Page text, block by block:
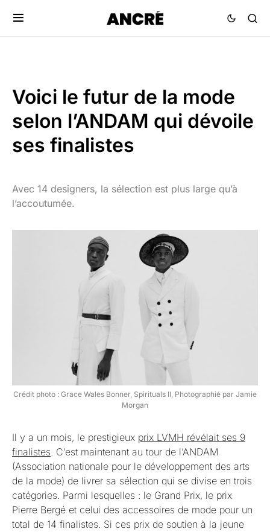
Voici le futur de la mode
selon l’ANDAM qui dévoile
ses finalistes
Avec 14 designers, la sélection est plus large qu’à
l’accoutumée.
Crédit photo : Grace Wales Bonner, Spirituals II, Photographié par Jamie
Morgan
Il y a un mois, le prestigieux prix LVMH révélait ses 9
finalistes. C’est maintenant au tour de l’ANDAM
(Association nationale pour le développement des arts
de la mode) de livrer sa sélection qui se divise en trois
catégories. Parmi lesquelles : le Grand Prix, le prix
Pierre Bergé et celui des accessoires de mode pour un
total de 14 finalistes. Si ces prix de soutien à la jeune